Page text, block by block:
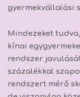
gyermekvállalási
Mindezeket
kínai
rendszer
százalékkal
rendszert mérő